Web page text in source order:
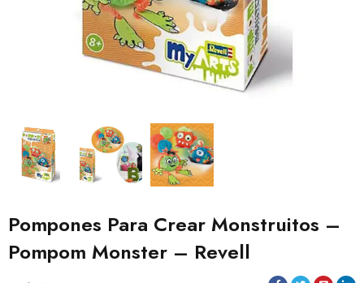
Pompones Para Crear Monstruitos –
Pompom Monster – Revell